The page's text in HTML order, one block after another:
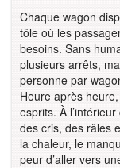
Chaque wagon
tôle où les
besoins. Sans
plusieurs arrêts,
personne par
Heure après
esprits. À
des cris, des râles
la chaleur, le
peur d’aller vers